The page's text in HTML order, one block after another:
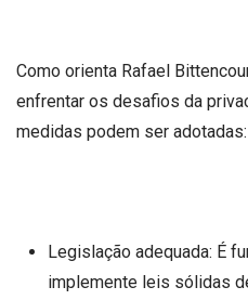
Como orienta Rafael
enfrentar os desafios da
medidas podem ser adotadas:
Legislação adequada: É
implemente leis sólidas